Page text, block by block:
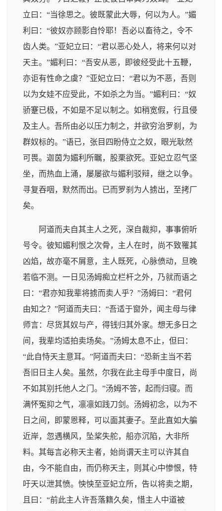
立曰：“当徐思之。彼既蒙此大辱，何以为人。”媚
利曰：“彼奴亦顾影自怜耶！吾必以畜待之，令不
齿人类。”亚妃立曰：“君以恶心处人，将来何以对
天主。”媚利曰：“吾安从恶，即彼经受此十五鞭，
亦讵有性命之虞？”亚妃立曰：“君以为不恶，吾则
以为女娃不应受此，不如杀之为当。”媚利曰：“奴
骄蹇已极，不如是不足以制之。如稍宽假，行且侵
及主人。吾所由必以压力制之，并欲穷治罗刹，为
群奴标的。”语已，张目四盼侍立之奴，眼光耿然
可畏。迦茵为媚利所瞩，股栗欲死。亚妃立忍气坚
坐，而热血上涌，屡屡欲与媚利驳辩，继之以争。
寻复吞咽，默然而出。已而罗刹为人掳出，至拷厂
矣。
阿道而夫自其主人之死，深自裁抑，事事俯听
号令。彼知媚利恨之次骨，主人在时，尚不致罹其
凶焰，故亦毫不屑意，主人既死，心脉偾动，旦晚
若临不测。一日见汤姆痴立栏杆之外，乃就而语之
曰：“君亦知我辈将掳而卖人乎？”汤姆曰：“君何
由知之？”阿道而夫曰：“吾适于窗外，闻主母与律
师言：尽货其奴与产，得钱归其外家。想无多日之
间，我辈均适拍卖场矣。”汤姆太息不止，但曰：
“此自恃天主意耳。”阿道而夫曰：“恐新主当不若
吾旧日主人矣。虽然，尔我在此主母手中度日，尚
不如其别托他人之门。”汤姆不答，起而归寝。而
满怀冤抑之气，凛凛如践刀剑。汤姆初念，以为不
日之间，即蒙恩释，可以面其妻子。至此直如大艑
近岸，忽遇横风，坠桨失舵，船亦沉陷，大非所
料。其每言必称天主者，始尚谓天主可以许其自
由，今不能自由，而仍称天主，则其心中惨恨，特
吁天以泄其愤。怏怏至亚妃立所，告以将卖之期，
且曰：“前此主人许吾落籍久矣，惜主人中道被